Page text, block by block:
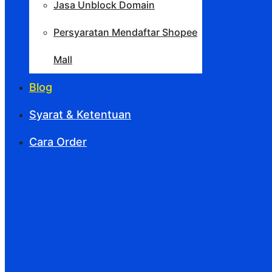
Jasa Unblock Domain
Persyaratan Mendaftar Shopee
Mall
Blog
Syarat & Ketentuan
Cara Order